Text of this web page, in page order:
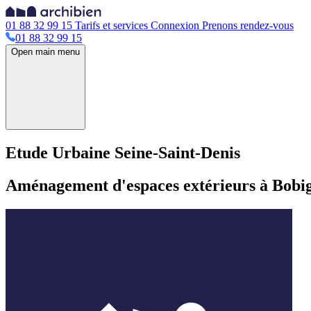
01 88 32 99 15 Tarifs et services Connexion Prenons rendez-vous
01 88 32 99 15
Open main menu
Etude Urbaine Seine-Saint-Denis
Aménagement d'espaces extérieurs à